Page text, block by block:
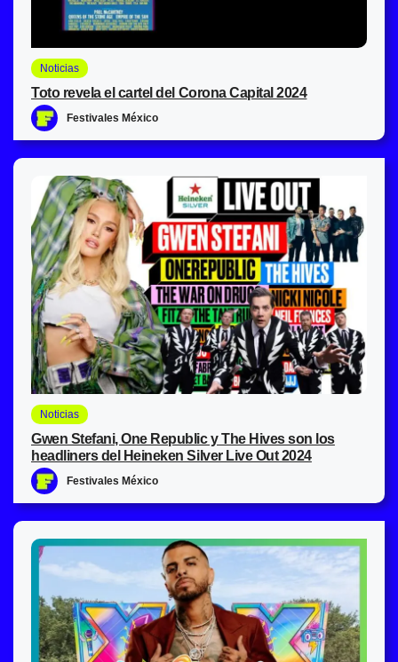
Noticias
Toto revela el cartel del Corona Capital 2024
Festivales México
Noticias
Gwen Stefani, One Republic y The Hives son los
headliners del Heineken Silver Live Out 2024
Festivales México